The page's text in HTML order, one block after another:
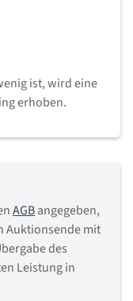
ist, wird eine
erhoben.
AGBangegeben,
Auktionsende mit
des
Leistung in